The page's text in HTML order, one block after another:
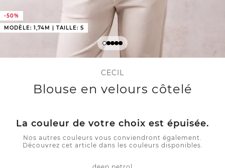
-50%
MODÈLE: 1,74M | TAILLE: S
CECIL
Blouse en velours côtelé
La couleur de votre choix est épuisée.
Nos autres couleurs vous conviendront également.
Découvrez cet article dans les couleurs disponibles.